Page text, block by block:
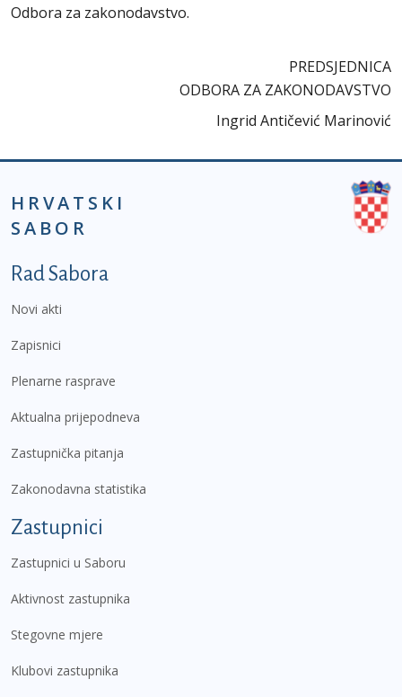
Odbora za zakonodavstvo.
PREDSJEDNICA
ODBORA ZA ZAKONODAVSTVO
Ingrid Antičević Marinović
HRVATSKI
SABOR
Podnožje prvi izbornik
Rad Sabora
Novi akti
Zapisnici
Plenarne rasprave
Aktualna prijepodneva
Zastupnička pitanja
Zakonodavna statistika
Zastupnici
Zastupnici u Saboru
Aktivnost zastupnika
Stegovne mjere
Klubovi zastupnika